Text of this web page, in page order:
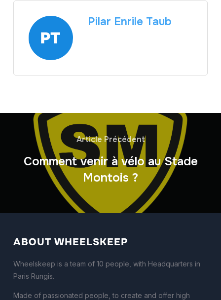
Pilar Enrile Taub
Article Précédent
Comment venir à vélo au Stade
Montois ?
ABOUT WHEELSKEEP
Wheelskeep is a team of 10 people, with Headquarters in
Paris Rungis.
Made of passionated people, to create and offer high